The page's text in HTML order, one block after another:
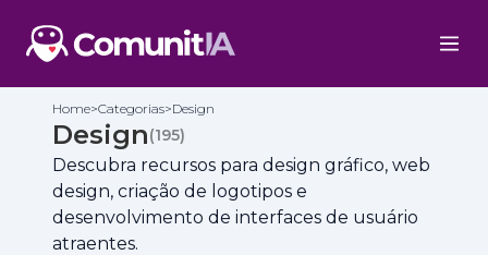
Home> Categorias> Design
Design(195)
Descubra recursos para design gráfico, web
design, criação de logotipos e
desenvolvimento de interfaces de usuário
atraentes.